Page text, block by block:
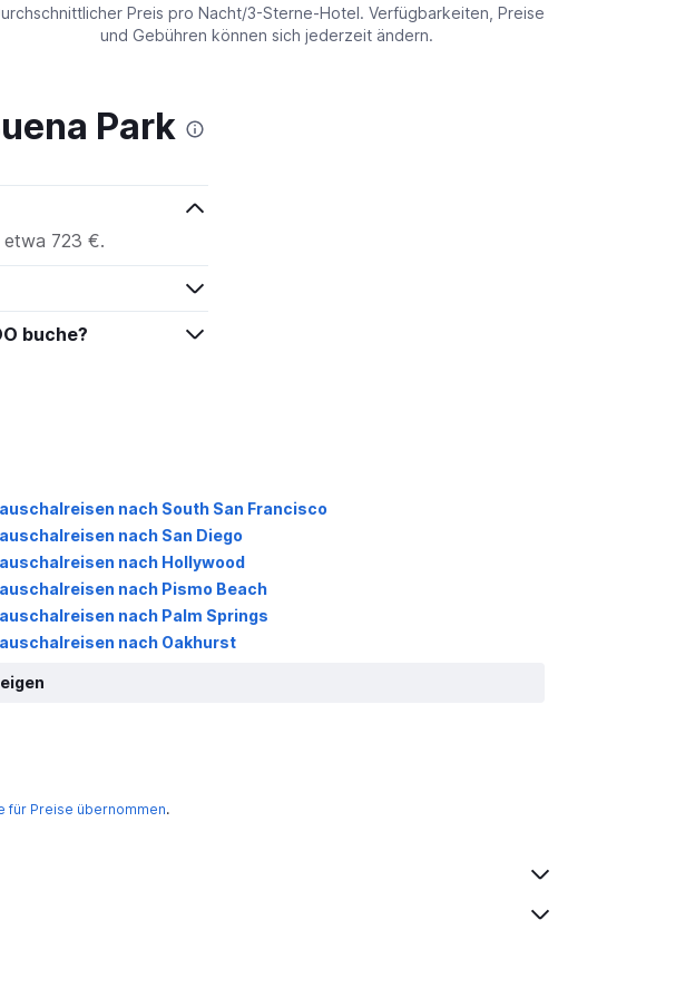
Preis pro Nacht/3-Sterne-Hotel. Verfügbarkeiten, Preise
und Gebühren können sich jederzeit ändern.
Park
etwa 723 €.
buche?
nach South San Francisco
nach San Diego
nach Hollywood
nach Pismo Beach
nach Palm Springs
nach Oakhurst
für Preise übernommen.